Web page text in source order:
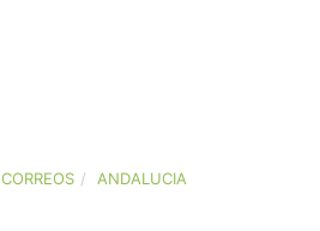
CORREOS ANDALUCIA